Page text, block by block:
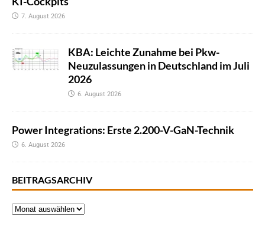
7. August 2026
KBA: Leichte Zunahme bei Pkw-
Neuzulassungen in Deutschland im Juli
2026
6. August 2026
Power Integrations: Erste 2.200-V-GaN-Technik
6. August 2026
BEITRAGSARCHIV